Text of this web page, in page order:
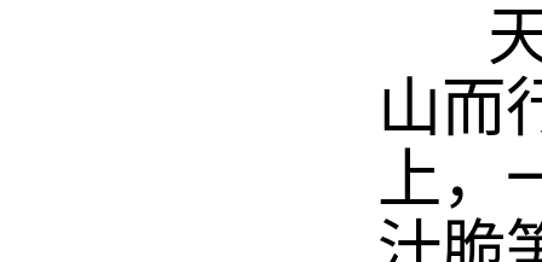
天
山而
上，